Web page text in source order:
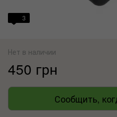
3
Нет в наличии
450 грн
Сообщить,